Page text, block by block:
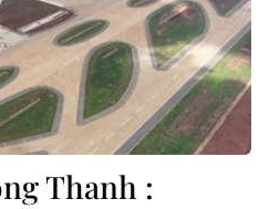
Thanh :